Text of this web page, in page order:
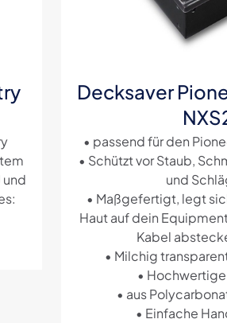
und
Decksaver
• passend für den
• Schützt vor Staub,
und
• Maßgefertigt, legt
Haut auf dein
Kabel
• Milchig
•
• aus
• Einfache